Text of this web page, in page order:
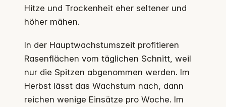
Hitze und Trockenheit eher seltener und
höher mähen.
In der Hauptwachstumszeit profitieren
Rasenflächen vom täglichen Schnitt, weil
nur die Spitzen abgenommen werden. Im
Herbst lässt das Wachstum nach, dann
reichen wenige Einsätze pro Woche. Im